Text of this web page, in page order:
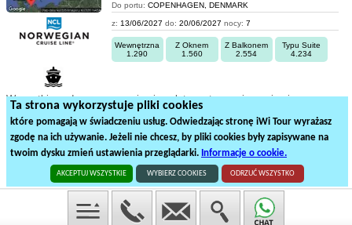
Ta strona wykorzystuje pliki cookies
które pomagają w świadczeniu usług. Odwiedzając stronę iWi Tour wyrażasz
zgodę na ich używanie. Jeżeli nie chcesz, by pliki cookies były zapisywane na
twoim dysku zmień ustawienia przeglądarki. Informacje o cookie.
AKCEPTUJ WSZYSTKIE WYBIERZ COOKIES ODRZUĆ WSZYSTKO
Do portu: COPENHAGEN, DENMARK
z: 13/06/2027 do: 20/06/2027 nocy: 7
Wewnętrzna
1.290
Z Oknem
1.560
Z Balkonem
2.554
Typu Suite
4.234
Wszystkie podane ceny zawierają opłaty portowe, nie zawierają
ubezpieczenia i opłat serwisowych. Oblicz, aby sprawdzić cenę.
1 2
39rejsów statkiem na2stronach